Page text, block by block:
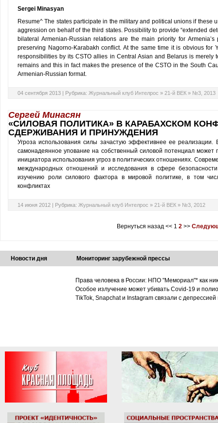
Sergei Minasyan
Resume^ The states participate in the military and political unions if these
aggression on behalf of the third states. Possibility to provide “extended
bilateral Armenian-Russian relations are the main priority for
preserving Nagorno-Karabakh conflict. At the same time it is obvious for
responsibilities by its CSTO allies in Central Asian and Belarus is
remains and this in fact makes the presence of the CSTO in the South
Armenian-Russian format.
04 сентября 2013 | Рубрика: Журнальный клуб Интелрос » 21-й ВЕК » №3, 2013
Сергей Минасян
«СИЛОВАЯ ПОЛИТИКА» В КАРАБАХСКОМ
СДЕРЖИВАНИЯ И ПРИНУЖДЕНИЯ
Угроза использования силы зачастую эффективнее ее
самонадеянное упование на собственный силовой потенциал может
инициатора использования угроз в политических отношениях.
международных отношений и исследования в сфере
изучению роли силового фактора в мировой политике, в том
конфликтах
14 июня 2012 | Рубрика: Журнальный клуб Интелрос » 21-й ВЕК » №3, 2012
Вернуться назад<< 1 2>>
Новости дня Мониторинг зарубежной прессы
Права человека в России: НПО "Мемориал"* как
Особое излучение может убивать Covid-19 и
TikTok, Snapchat и Instagram связали с